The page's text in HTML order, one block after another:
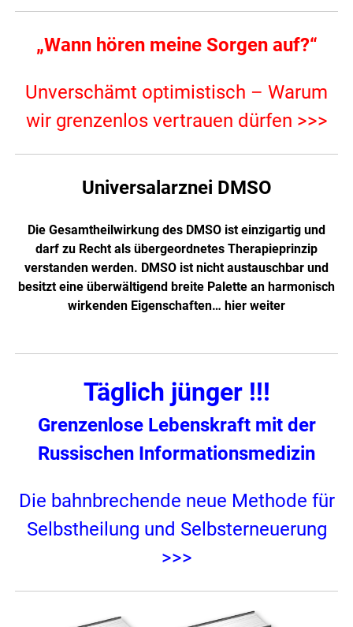
„Wann hören meine Sorgen auf?“
Unverschämt optimistisch – Warum
wir grenzenlos vertrauen dürfen >>>
Universalarznei DMSO
Die Gesamtheilwirkung des DMSO ist einzigartig und
darf zu Recht als übergeordnetes Therapieprinzip
verstanden werden. DMSO ist nicht austauschbar und
besitzt eine überwältigend breite Palette an harmonisch
wirkenden Eigenschaften… hier weiter
Täglich jünger !!!
Grenzenlose Lebenskraft mit der
Russischen Informationsmedizin
Die bahnbrechende neue Methode für
Selbstheilung und Selbsterneuerung
>>>